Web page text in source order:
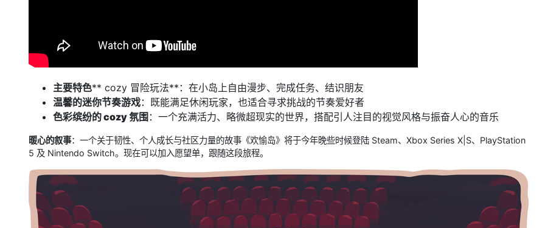
主要特色** cozy 冒险玩法**：在小岛上自由漫步、完成任务、结识朋友
温馨的迷你节奏游戏：既能满足休闲玩家，也适合寻求挑战的节奏爱好者
色彩缤纷的 cozy 氛围 ：一个充满活力、略微超现实的世界，搭配引人注目的视觉风格与振奋人心的音乐
暖心的叙事：一个关于韧性、个人成长与社区力量的故事《欢愉岛》将于今年晚些时候登陆 Steam、Xbox Series X|S、PlayStation
5 及 Nintendo Switch。现在可以加入愿望单，跟随这段旅程。